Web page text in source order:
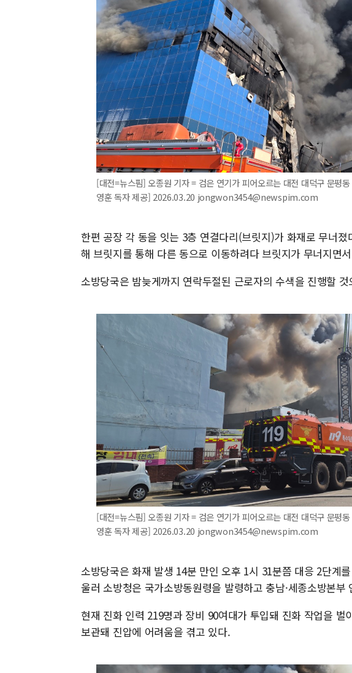
[대전=뉴스핌] 오종원 기자 = 검은 연기가 피어오르는 대전 대덕구 문평
영훈 독자 제공] 2026.03.20 jongwon3454@newspim.com
한편 공장 각 동을 잇는 3층 연결다리(브릿지)가 화재로 무너
해 브릿지를 통해 다른 동으로 이동하려다 브릿지가 무너지면
소방당국은 밤늦게까지 연락두절된 근로자의 수색을 진행할
[대전=뉴스핌] 오종원 기자 = 검은 연기가 피어오르는 대전 대덕구 문평
영훈 독자 제공] 2026.03.20 jongwon3454@newspim.com
소방당국은 화재 발생 14분 만인 오후 1시 31분쯤 대응 2단계
울러 소방청은 국가소방동원령을 발령하고 충남·세종소방본
현재 진화 인력 219명과 장비 90여대가 투입돼 진화 작업을
보관돼 진압에 어려움을 겪고 있다.